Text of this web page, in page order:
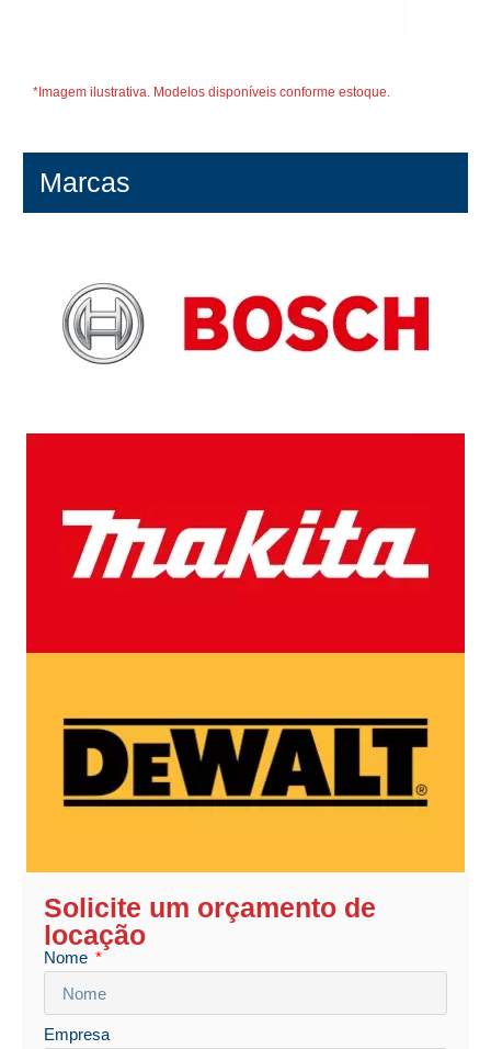
*Imagem ilustrativa. Modelos disponíveis conforme estoque.
Marcas
Solicite um orçamento de
locação
Nome
Empresa